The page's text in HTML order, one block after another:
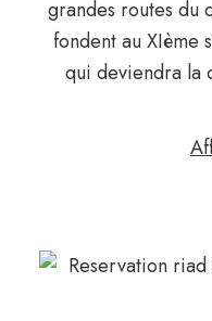
grandes routes du
fondent au XIème
qui deviendra la